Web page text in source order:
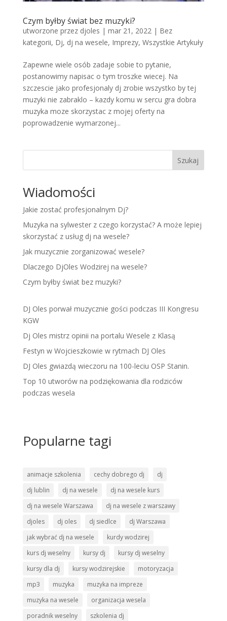
Czym byłby świat bez muzyki?
utworzone przez djoles | mar 21, 2022| Bez
kategorii, Dj, dj na wesele, Imprezy, Wszystkie Artykuły
Zapewne wiele osób zadaje sobie to pytanie,
postanowimy napisac o tym troszke wiecej. Na
szczescie jako profesjonaly dj zrobie wszystko by tej
muzyki nie zabraklo – kazdy komu w sercu gra dobra
muzyka moze skorzystac z mojej oferty na
poprowadzenie wymarzonej...
Szukaj
Wiadomości
Jakie zostać profesjonalnym Dj?
Muzyka na sylwester z czego korzystać? A może lepiej
skorzystać z usług dj na wesele?
Jak muzycznie zorganizować wesele?
Dlaczego DjOles Wodzirej na wesele?
Czym byłby świat bez muzyki?
DJ Oles porwał muzycznie gości podczas III Kongresu
KGW
Dj Oles mistrz opinii na portalu Wesele z Klasą
Festyn w Wojcieszkowie w rytmach DJ Oles
DJ Oles gwiazdą wieczoru na 100-leciu OSP Stanin.
Top 10 utworów na podziękowania dla rodziców
podczas wesela
Popularne tagi
animacje szkolenia cechy dobrego dj
dj
dj lublin
dj na wesele
dj na wesele kurs
dj na wesele Warszawa
dj na wesele z warszawy
djoles
dj oles dj siedlce
dj Warszawa
jak wybrać dj na wesele
kurdy wodzirej
kurs dj weselny
kursy dj
kursy dj weselny
kursy dla dj
kursy wodzirejskie
motoryzacja
mp3
muzyka
muzyka na impreze
muzyka na wesele
organizacja wesela
poradnik weselny
szkolenia dj